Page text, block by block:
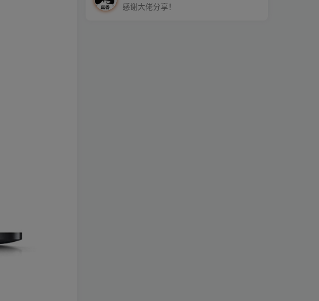
感谢大佬分享！